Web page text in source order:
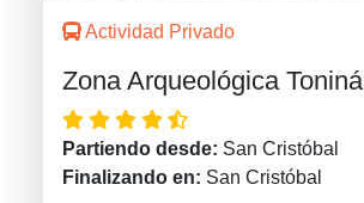
Actividad Privado
Zona Arqueológica Toniná
Partiendo desde: San Cristóbal
Finalizando en: San Cristóbal